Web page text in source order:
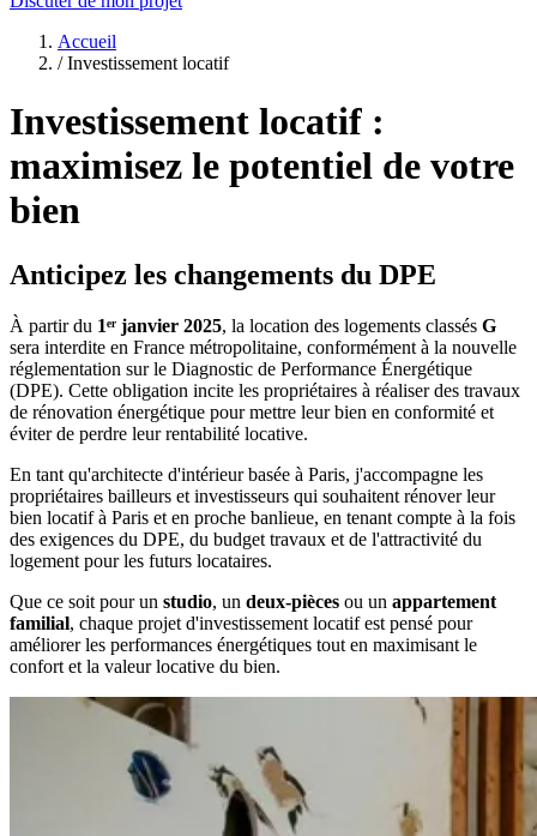
Accueil
/ Investissement locatif
Investissement locatif :
maximisez le potentiel de votre
bien
Anticipez les changements du DPE
À partir du 1ᵉʳ janvier 2025, la location des logements classés G
sera interdite en France métropolitaine, conformément à la nouvelle
réglementation sur le Diagnostic de Performance Énergétique
(DPE). Cette obligation incite les propriétaires à réaliser des travaux
de rénovation énergétique pour mettre leur bien en conformité et
éviter de perdre leur rentabilité locative.
En tant qu'architecte d'intérieur basée à Paris, j'accompagne les
propriétaires bailleurs et investisseurs qui souhaitent rénover leur
bien locatif à Paris et en proche banlieue, en tenant compte à la fois
des exigences du DPE, du budget travaux et de l'attractivité du
logement pour les futurs locataires.
Que ce soit pour un studio, un deux-pièces ou un appartement
familial, chaque projet d'investissement locatif est pensé pour
améliorer les performances énergétiques tout en maximisant le
confort et la valeur locative du bien.